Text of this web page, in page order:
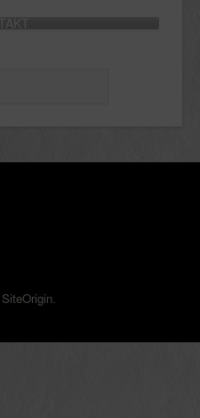
SiteOrigin.